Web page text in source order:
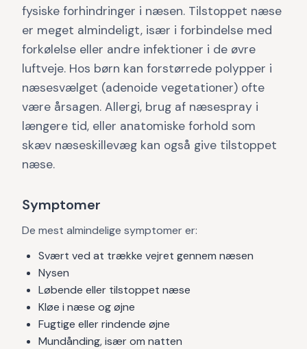
fysiske forhindringer i næsen. Tilstoppet næse
er meget almindeligt, især i forbindelse med
forkølelse eller andre infektioner i de øvre
luftveje. Hos børn kan forstørrede polypper i
næsesvælget (adenoide vegetationer) ofte
være årsagen. Allergi, brug af næsespray i
længere tid, eller anatomiske forhold som
skæv næseskillevæg kan også give tilstoppet
næse.
Symptomer
De mest almindelige symptomer er:
Svært ved at trække vejret gennem næsen
Nysen
Løbende eller tilstoppet næse
Kløe i næse og øjne
Fugtige eller rindende øjne
Mundånding, især om natten